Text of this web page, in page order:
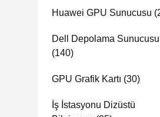
Huawei GPU Sunucusu
Dell Depolama Sunucusu
(140)
GPU Grafik Kartı (30)
İş İstasyonu Dizüstü